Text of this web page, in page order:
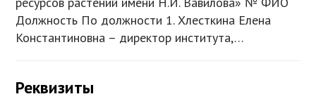
Должность По должности 1. Хлесткина Елена
Константиновна – директор института,…
Реквизиты